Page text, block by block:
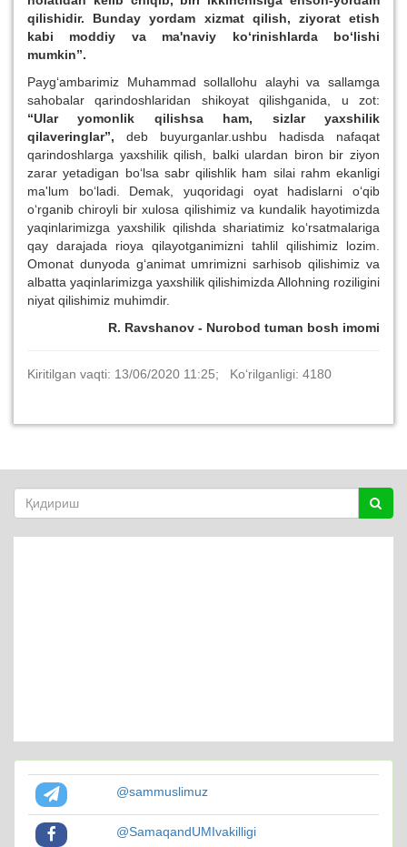
qilishidir. Bunday yordam xizmat qilish, ziyorat etish
kabi moddiy va ma'naviy ko‘rinishlarda bo‘lishi
mumkin”.
Payg‘ambarimiz Muhammad sollallohu alayhi va sallamga
sahobalar qarindoshlaridan shikoyat qilishganida, u zot:
“Ular yomonlik qilishsa ham, sizlar yaxshilik
qilaveringlar”, deb buyurganlar.ushbu hadisda nafaqat
qarindoshlarga yaxshilik qilish, balki ulardan biron bir ziyon
zarar yetadigan bo‘lsa sabr qilishlik ham silai rahm ekanligi
ma'lum bo‘ladi. Demak, yuqoridagi oyat hadislarni o‘qib
o‘rganib chiroyli bir xulosa qilishimiz va kundalik hayotimizda
yaqinlarimizga yaxshilik qilishda shariatimiz ko‘rsatmalariga
qay darajada rioya qilayotganimizni tahlil qilishimiz lozim.
Omonat dunyoda g‘animat umrimizni sarhisob qilishimiz va
albatta yaqinlarimizga yaxshilik qilishimizda Allohning roziligini
niyat qilishimiz muhimdir.
R. Ravshanov - Nurobod tuman bosh imomi
Kiritilgan vaqti: 13/06/2020 11:25; Ko‘rilganligi: 4180
@sammuslimuz
@SamaqandUMIvakilligi